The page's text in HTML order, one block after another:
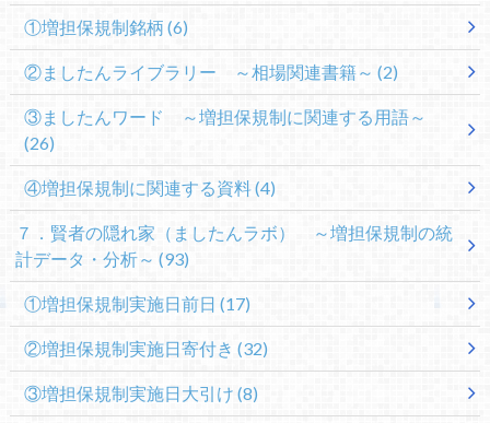
①増担保規制銘柄 (6)
②ましたんライブラリー ～相場関連書籍～ (2)
③ましたんワード ～増担保規制に関連する用語～
(26)
④増担保規制に関連する資料(4)
７．賢者の隠れ家（ましたんラボ） ～増担保規制の統
計データ・分析～ (93)
①増担保規制実施日前日 (17)
②増担保規制実施日寄付き (32)
③増担保規制実施日大引け (8)